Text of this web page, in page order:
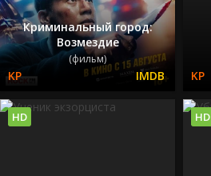
Криминальный город:
Возмездие
(фильм)
HD HD